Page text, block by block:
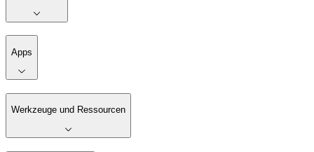
Apps
Werkzeuge und Ressourcen